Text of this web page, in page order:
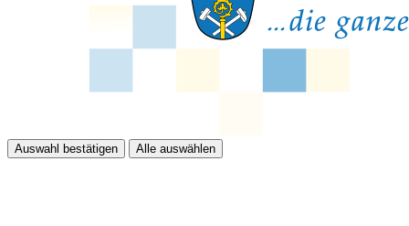
Auswahl bestätigen Alle auswählen